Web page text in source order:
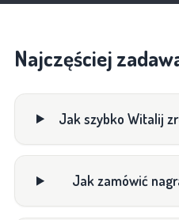
Najczęściej
Jak szybko Witalij
Jak zamówić